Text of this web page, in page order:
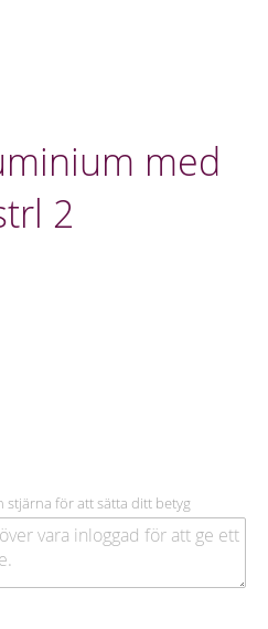
med
2
stjärna för att sätta ditt betyg